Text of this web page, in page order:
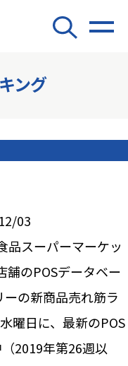
ング
03
品スーパーマーケッ
舗のPOSデータベー
ーの新商品売れ筋ラ
曜日に、最新のPOS
2019年第26週以